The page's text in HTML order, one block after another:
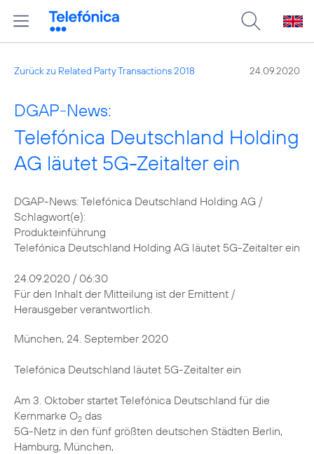
Zurück zu Related Party Transactions 2018 24.09.2020
DGAP-News:
Telefónica Deutschland Holding
AG läutet 5G-Zeitalter ein
DGAP-News: Telefónica Deutschland Holding AG /
Schlagwort(e):
Produkteinführung
Telefónica Deutschland Holding AG läutet 5G-Zeitalter ein
24.09.2020 / 06:30
Für den Inhalt der Mitteilung ist der Emittent /
Herausgeber verantwortlich.
München, 24. September 2020
Telefónica Deutschland läutet 5G-Zeitalter ein
Am 3. Oktober startet Telefónica Deutschland für die
Kernmarke O2 das
5G-Netz in den fünf größten deutschen Städten Berlin,
Hamburg, München,